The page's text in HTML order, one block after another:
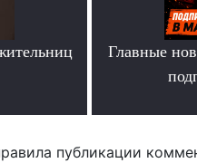
Главные
публикации